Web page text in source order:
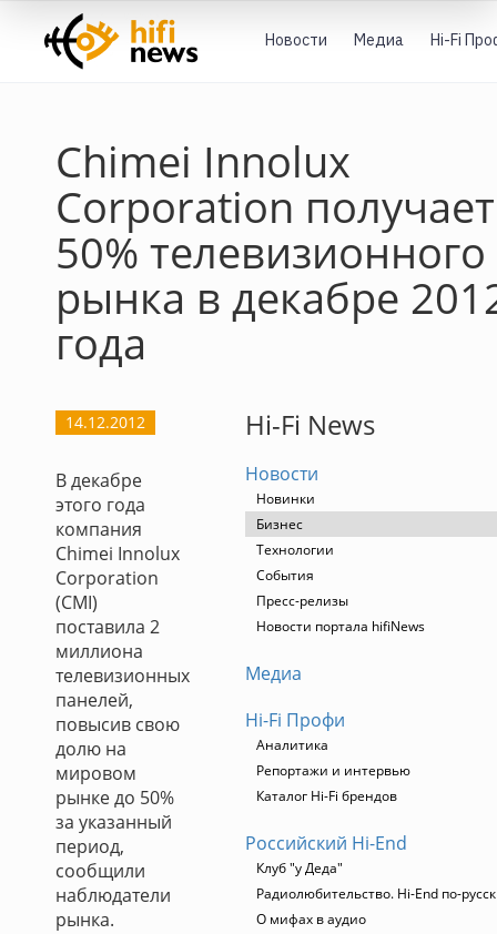
Новости Медиа Hi-Fi
Chimei Innolux
Corporation получает
50% телевизионного
рынка в декабре
года
14.12.2012
В декабре
этого года
компания
Chimei Innolux
Corporation
(CMI)
поставила 2
миллиона
телевизионных
панелей,
повысив свою
долю на
мировом
рынке до 50%
за указанный
период,
сообщили
наблюдатели
рынка.
Hi-Fi News
Новости
Новинки
Бизнес
Технологии
События
Пресс-релизы
Новости портала hifiNews
Медиа
Hi-Fi Профи
Аналитика
Репортажи и интервью
Каталог Hi-Fi брендов
Российский Hi-End
Клуб "у Деда"
Радиолюбительство. Hi-End по-
О мифах в аудио